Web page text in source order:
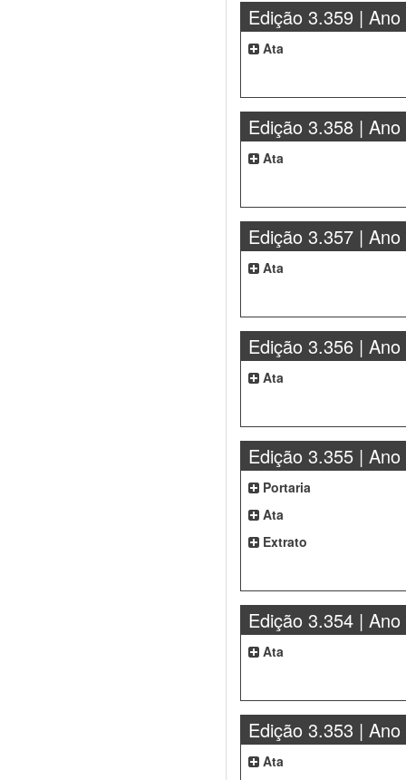
Edição 3.359 | Ano
Ata
Edição 3.358 | Ano
Ata
Edição 3.357 | Ano
Ata
Edição 3.356 | Ano
Ata
Edição 3.355 | Ano
Portaria
Ata
Extrato
Edição 3.354 | Ano
Ata
Edição 3.353 | Ano
Ata